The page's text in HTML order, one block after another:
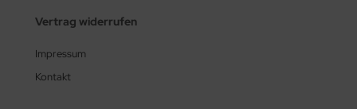
Vertrag widerrufen
Impressum
Kontakt